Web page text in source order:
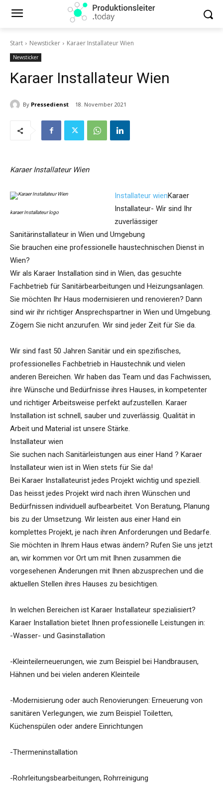
Start Newsticker Karaer Installateur Wien
Newsticker
Karaer Installateur Wien
By Pressedienst 18. November 2021
Karaer Installateur Wien
karaer Installateur logo
Installateur wienKaraer
Installateur- Wir sind Ihr
zuverlässiger
Sanitärinstallateur in Wien und Umgebung
Sie brauchen eine professionelle haustechnischen Dienst in
Wien?
Wir als Karaer Installation sind in Wien, das gesuchte
Fachbetrieb für Sanitärbearbeitungen und Heizungsanlagen.
Sie möchten Ihr Haus modernisieren und renovieren? Dann
sind wir ihr richtiger Ansprechspartner in Wien und Umgebung.
Zögern Sie nicht anzurufen. Wir sind jeder Zeit für Sie da.
Wir sind fast 50 Jahren Sanitär und ein spezifisches,
professionelles Fachbetrieb in Haustechnik und vielen
anderen Bereichen. Wir haben das Team und das Fachwissen,
ihre Wünsche und Bedürfnisse ihres Hauses, in kompetenter
und richtiger Arbeitsweise perfekt aufzustellen. Karaer
Installation ist schnell, sauber und zuverlässig. Qualität in
Arbeit und Material ist unsere Stärke.
Installateur wien
Sie suchen nach Sanitärleistungen aus einer Hand ? Karaer
Installateur wien ist in Wien stets für Sie da!
Bei Karaer Installateurist jedes Projekt wichtig und speziell.
Das heisst jedes Projekt wird nach ihren Wünschen und
Bedürfnissen individuell aufbearbeitet. Von Beratung, Planung
bis zu der Umsetzung. Wir leisten aus einer Hand ein
komplettes Projekt, je nach ihren Anforderungen und Bedarfe.
Sie möchten in Ihrem Haus etwas ändern? Rufen Sie uns jetzt
an, wir kommen vor Ort um mit Ihnen zusammen die
vorgesehenen Änderungen mit Ihnen abzusprechen und die
aktuellen Stellen ihres Hauses zu besichtigen.
In welchen Bereichen ist Karaer Installateur spezialisiert?
Karaer Installation bietet Ihnen professionelle Leistungen in:
-Wasser- und Gasinstallation
-Kleinteilerneuerungen, wie zum Beispiel bei Handbrausen,
Hähnen und bei vielen anderen Kleinteile
-Modernisierung oder auch Renovierungen: Erneuerung von
sanitären Verlegungen, wie zum Beispiel Toiletten,
Küchenspülen oder andere Einrichtungen
-Thermeninstallation
-Rohrleitungsbearbeitungen, Rohrreinigung